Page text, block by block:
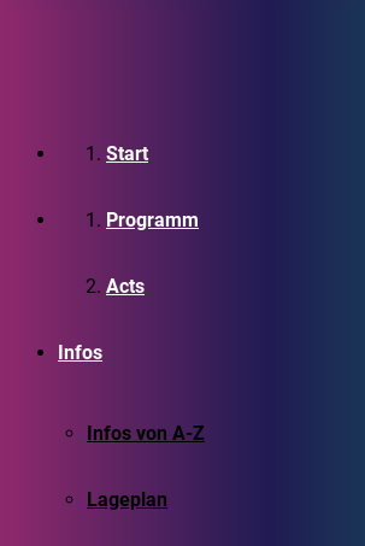
Start
Programm
Acts
Infos
Infos von A-Z
Lageplan